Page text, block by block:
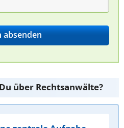
über Rechtsanwälte?